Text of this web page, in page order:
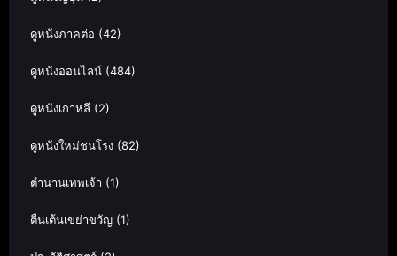
ดูหนังภาคต่อ (42)
ดูหนังออนไลน์ (484)
ดูหนังเกาหลี (2)
ดูหนังใหม่ชนโรง (82)
ตำนานเทพเจ้า (1)
ตื่นเต้นเขย่าขวัญ (1)